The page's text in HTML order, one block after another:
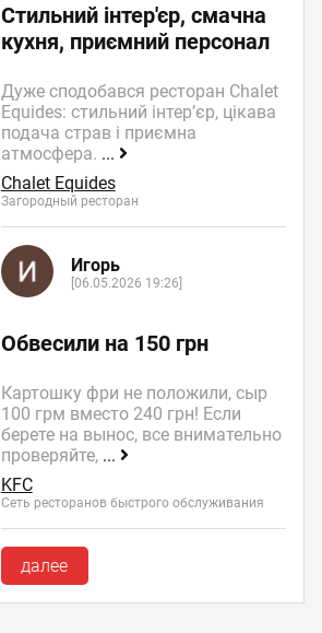
Стильний інтер'єр, смачна
кухня, приємний персонал
Дуже сподобався ресторан Chalet
Equides: стильний інтер’єр, цікава
подача страв і приємна
атмосфера. ...
Chalet Equides
Загородный ресторан
Игорь
[06.05.2026 19:26]
Обвесили на 150 грн
Картошку фри не положили, сыр
100 грм вместо 240 грн! Если
берете на вынос, все внимательно
проверяйте, ...
KFC
Сеть ресторанов быстрого обслуживания
далее